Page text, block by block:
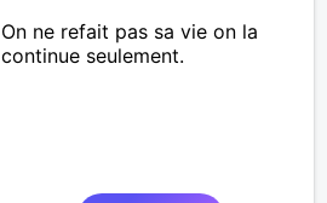
On ne refait pas sa vie on la
continue seulement.